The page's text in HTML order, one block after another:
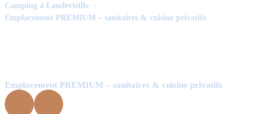
Camping à Landevieille
Emplacement PREMIUM – sanitaires & cuisine privatifs
Emplacement PREMIUM – sanitaires & cuisine privatifs